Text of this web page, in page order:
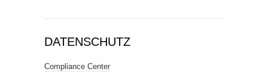
DATENSCHUTZ
Compliance Center